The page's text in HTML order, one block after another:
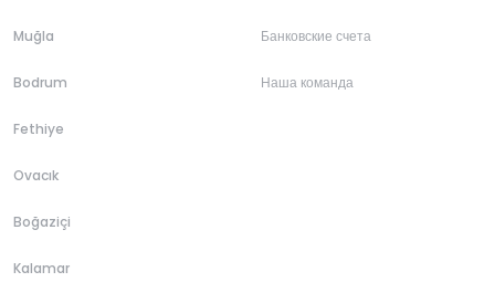
Muğla
Bodrum
Fethiye
Ovacık
Boğaziçi
Kalamar
Банковские счета
Наша команда